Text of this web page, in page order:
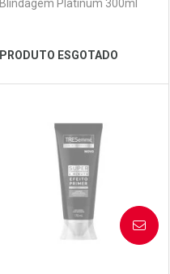
Ver Desconto Convênio
Blindagem Platinum 300ml
PRODUTO ESGOTADO
Laboratório
Por Menos
AVISE-ME